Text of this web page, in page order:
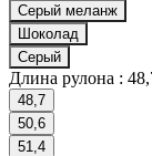
Серый меланж
Шоколад
Серый
Длина рулона :
48,7
50,6
51,4